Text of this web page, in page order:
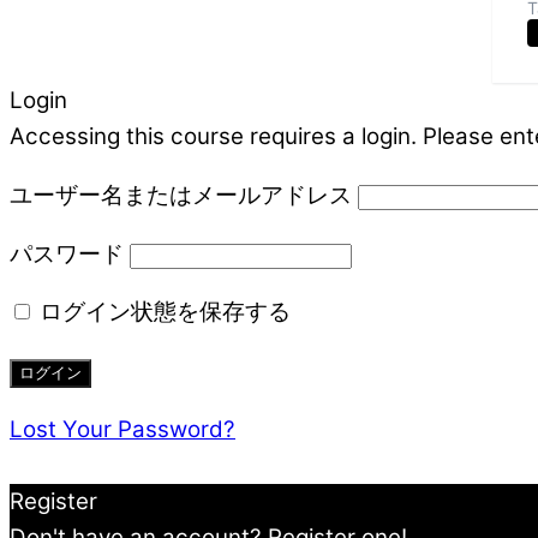
Login
Accessing this course requires a login. Please
ユーザー名またはメールアドレス
パスワード
ログイン状態を保存する
Lost Your Password?
Register